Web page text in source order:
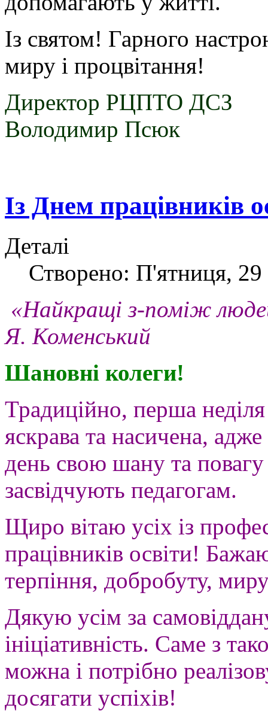
Із святом! Гарного
миру і процвітання!
Директор
Володимир Псюк
Із Днем працівників
Деталі
Створено: П'ятниця, 29
«Найкращі з-поміж
Я. Коменський
Шановні колеги!
Традиційно, перша
яскрава та насичена,
день свою шану та повагу
засвідчують педагогам.
Щиро вітаю усіх із
працівників освіти!
терпіння, добробуту,
Дякую усім за
ініціативність. Саме з
можна і потрібно
досягати успіхів!